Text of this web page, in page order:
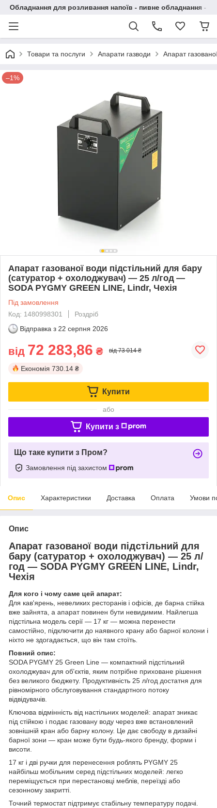
Обладнання для розливання напоїв - пивне обладнання - в
Товари та послуги Апарати газводи Апарат
–1%
Апарат газованої води підстільний для бару
(сатуратор + охолоджувач) — 25 л/год —
SODA PYGMY GREEN LINE, Lindr, Чехія
Під замовлення
Код: 1480998301
Роздріб
Відправка з 22 серпня 2026
від 72 283,86 ₴ від 73 014 ₴
Економія 730.14 ₴
Купити
або
Купити з
Що таке купити з Пром?
Замовлення під захистом
Опис Характеристики Доставка Оплата Умови
Опис
Апарат газованої води підстільний для
бару (сатуратор + охолоджувач) — 25 л/
год — SODA PYGMY GREEN LINE, Lindr,
Чехія
Для кого і чому саме цей апарат:
Для кав'ярень, невеликих ресторанів і офісів, де барна стійка
вже зайнята, а апарат повинен бути невидимим. Найлегша
підстільна модель серії — 17 кг — можна перенести
самостійно, підключити до наявного крану або барної колони і
ніхто не здогадається, що він там стоїть.
Повний опис:
SODA PYGMY 25 Green Line — компактний підстільний
охолоджувач для об'єктів, яким потрібне приховане рішення
без великого бюджету. Продуктивність 25 л/год достатня для
рівномірного обслуговування стандартного потоку
відвідувачів.
Ключова відмінність від настільних моделей: апарат зникає
під стійкою і подає газовану воду через вже встановлений
зовнішній кран або барну колону. Це дає свободу в дизайні
барної зони — кран може бути будь-якого бренду, форми і
висоти.
17 кг і дві ручки для перенесення роблять PYGMY 25
найбільш мобільним серед підстільних моделей: легко
переміщується при перестановці меблів, переїзді або
сезонному закритті.
Точний термостат підтримує стабільну температуру подачі.